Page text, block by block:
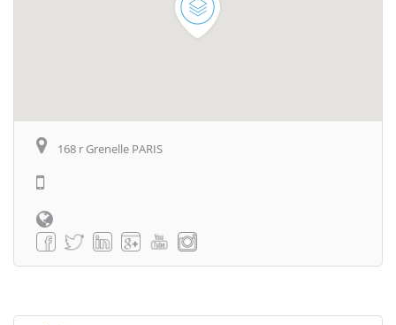
168 r Grenelle PARIS